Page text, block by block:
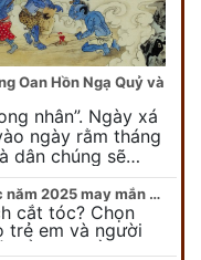
Oan Hồn Ngạ Quỷ và
nhân”. Ngày xá
ngày rằm tháng
dân chúng sẽ…
Cách chọn ngày cắt tóc năm 2025 may mắn cho cả trẻ em và người lớn
cắt tóc? Chọn
trẻ em và người
để gặp nhiều may